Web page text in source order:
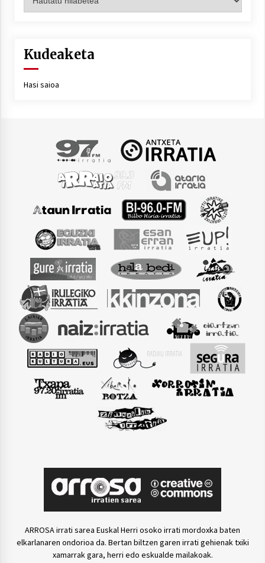
Kudeaketa
Hasi saioa
ARROSA irrati sarea Euskal Herri osoko irrati mordoxka baten
elkarlanaren ondorioa da. Bertan biltzen garen irrati gehienak txiki
xamarrak gara, herri edo eskualde mailakoak.